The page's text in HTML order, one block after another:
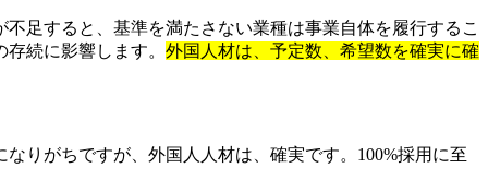
足すると、基準を満たさない業種は事業自体を履行するこ
続に影響します。 外国人材は、予定数、希望数を確実に確
りがちですが、外国人人材は、確実です。100%採用に至